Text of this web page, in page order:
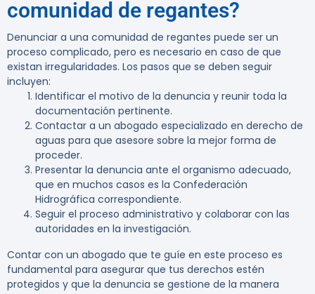
comunidad de regantes?
Denunciar a una comunidad de regantes puede ser un
proceso complicado, pero es necesario en caso de que
existan irregularidades. Los pasos que se deben seguir
incluyen:
Identificar el motivo de la denuncia y reunir toda la
documentación pertinente.
Contactar a un abogado especializado en derecho de
aguas para que asesore sobre la mejor forma de
proceder.
Presentar la denuncia ante el organismo adecuado,
que en muchos casos es la Confederación
Hidrográfica correspondiente.
Seguir el proceso administrativo y colaborar con las
autoridades en la investigación.
Contar con un abogado que te guíe en este proceso es
fundamental para asegurar que tus derechos estén
protegidos y que la denuncia se gestione de la manera